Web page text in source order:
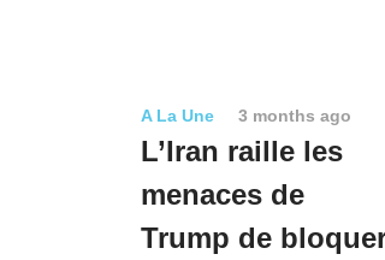
A La Une 3 months ago
L’Iran raille les
menaces de
Trump de